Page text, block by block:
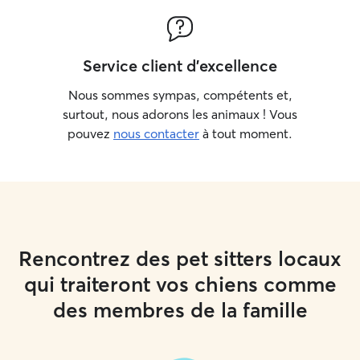
Service client d'excellence
Nous sommes sympas, compétents et,
surtout, nous adorons les animaux ! Vous
pouvez nous contacter à tout moment.
Rencontrez des pet sitters locaux
qui traiteront vos chiens comme
des membres de la famille